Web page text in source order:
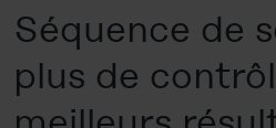
Séquence de
plus de